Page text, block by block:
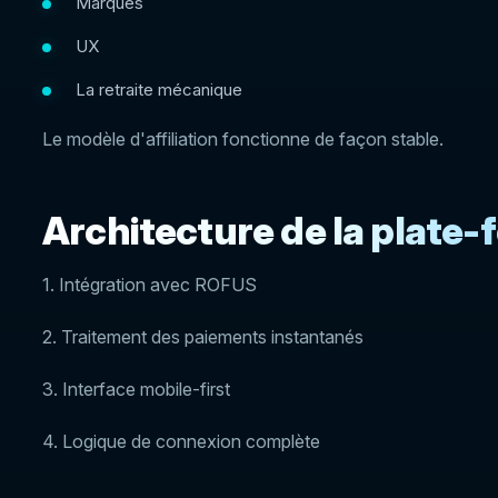
UX
La retraite mécanique
Le modèle d'affiliation fonctionne de façon stable.
Architecture de la plate-
1. Intégration avec ROFUS
2. Traitement des paiements instantanés
3. Interface mobile-first
4. Logique de connexion complète